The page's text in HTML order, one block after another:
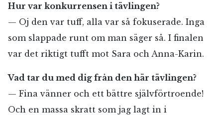
Hur var konkurrensen i tävlingen?
— Oj den var tuff, alla var så fokuserade. Inga
som slappade runt om man säger så. I finalen
var det riktigt tufft mot Sara och Anna-Karin.
Vad tar du med dig från den här tävlingen?
— Fina vänner och ett bättre självförtroende!
Och en massa skratt som jag lagt in i